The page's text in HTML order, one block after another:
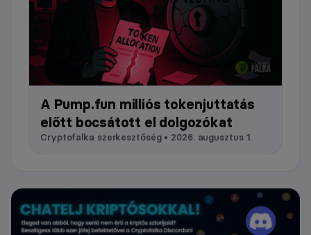
A Pump.fun milliós tokenjuttatás
előtt bocsátott el dolgozókat
Cryptofalka szerkesztőség • 2026. augusztus 1.